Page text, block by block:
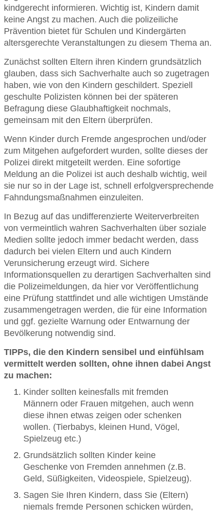
kindgerecht informieren. Wichtig ist, Kindern damit
keine Angst zu machen. Auch die polizeiliche
Prävention bietet für Schulen und Kindergärten
altersgerechte Veranstaltungen zu diesem Thema an.
Zunächst sollten Eltern ihren Kindern grundsätzlich
glauben, dass sich Sachverhalte auch so zugetragen
haben, wie von den Kindern geschildert. Speziell
geschulte Polizisten können bei der späteren
Befragung diese Glaubhaftigkeit nochmals,
gemeinsam mit den Eltern überprüfen.
Wenn Kinder durch Fremde angesprochen und/oder
zum Mitgehen aufgefordert wurden, sollte dieses der
Polizei direkt mitgeteilt werden. Eine sofortige
Meldung an die Polizei ist auch deshalb wichtig, weil
sie nur so in der Lage ist, schnell erfolgversprechende
Fahndungsmaßnahmen einzuleiten.
In Bezug auf das undifferenzierte Weiterverbreiten
von vermeintlich wahren Sachverhalten über soziale
Medien sollte jedoch immer bedacht werden, dass
dadurch bei vielen Eltern und auch Kindern
Verunsicherung erzeugt wird. Sichere
Informationsquellen zu derartigen Sachverhalten sind
die Polizeimeldungen, da hier vor Veröffentlichung
eine Prüfung stattfindet und alle wichtigen Umstände
zusammengetragen werden, die für eine Information
und ggf. gezielte Warnung oder Entwarnung der
Bevölkerung notwendig sind.
TIPPs, die den Kindern sensibel und einfühlsam
vermittelt werden sollten, ohne ihnen dabei Angst
zu machen:
Kinder sollten keinesfalls mit fremden
Männern oder Frauen mitgehen, auch wenn
diese ihnen etwas zeigen oder schenken
wollen. (Tierbabys, kleinen Hund, Vögel,
Spielzeug etc.)
Grundsätzlich sollten Kinder keine
Geschenke von Fremden annehmen (z.B.
Geld, Süßigkeiten, Videospiele, Spielzeug).
Sagen Sie Ihren Kindern, dass Sie (Eltern)
niemals fremde Personen schicken würden,